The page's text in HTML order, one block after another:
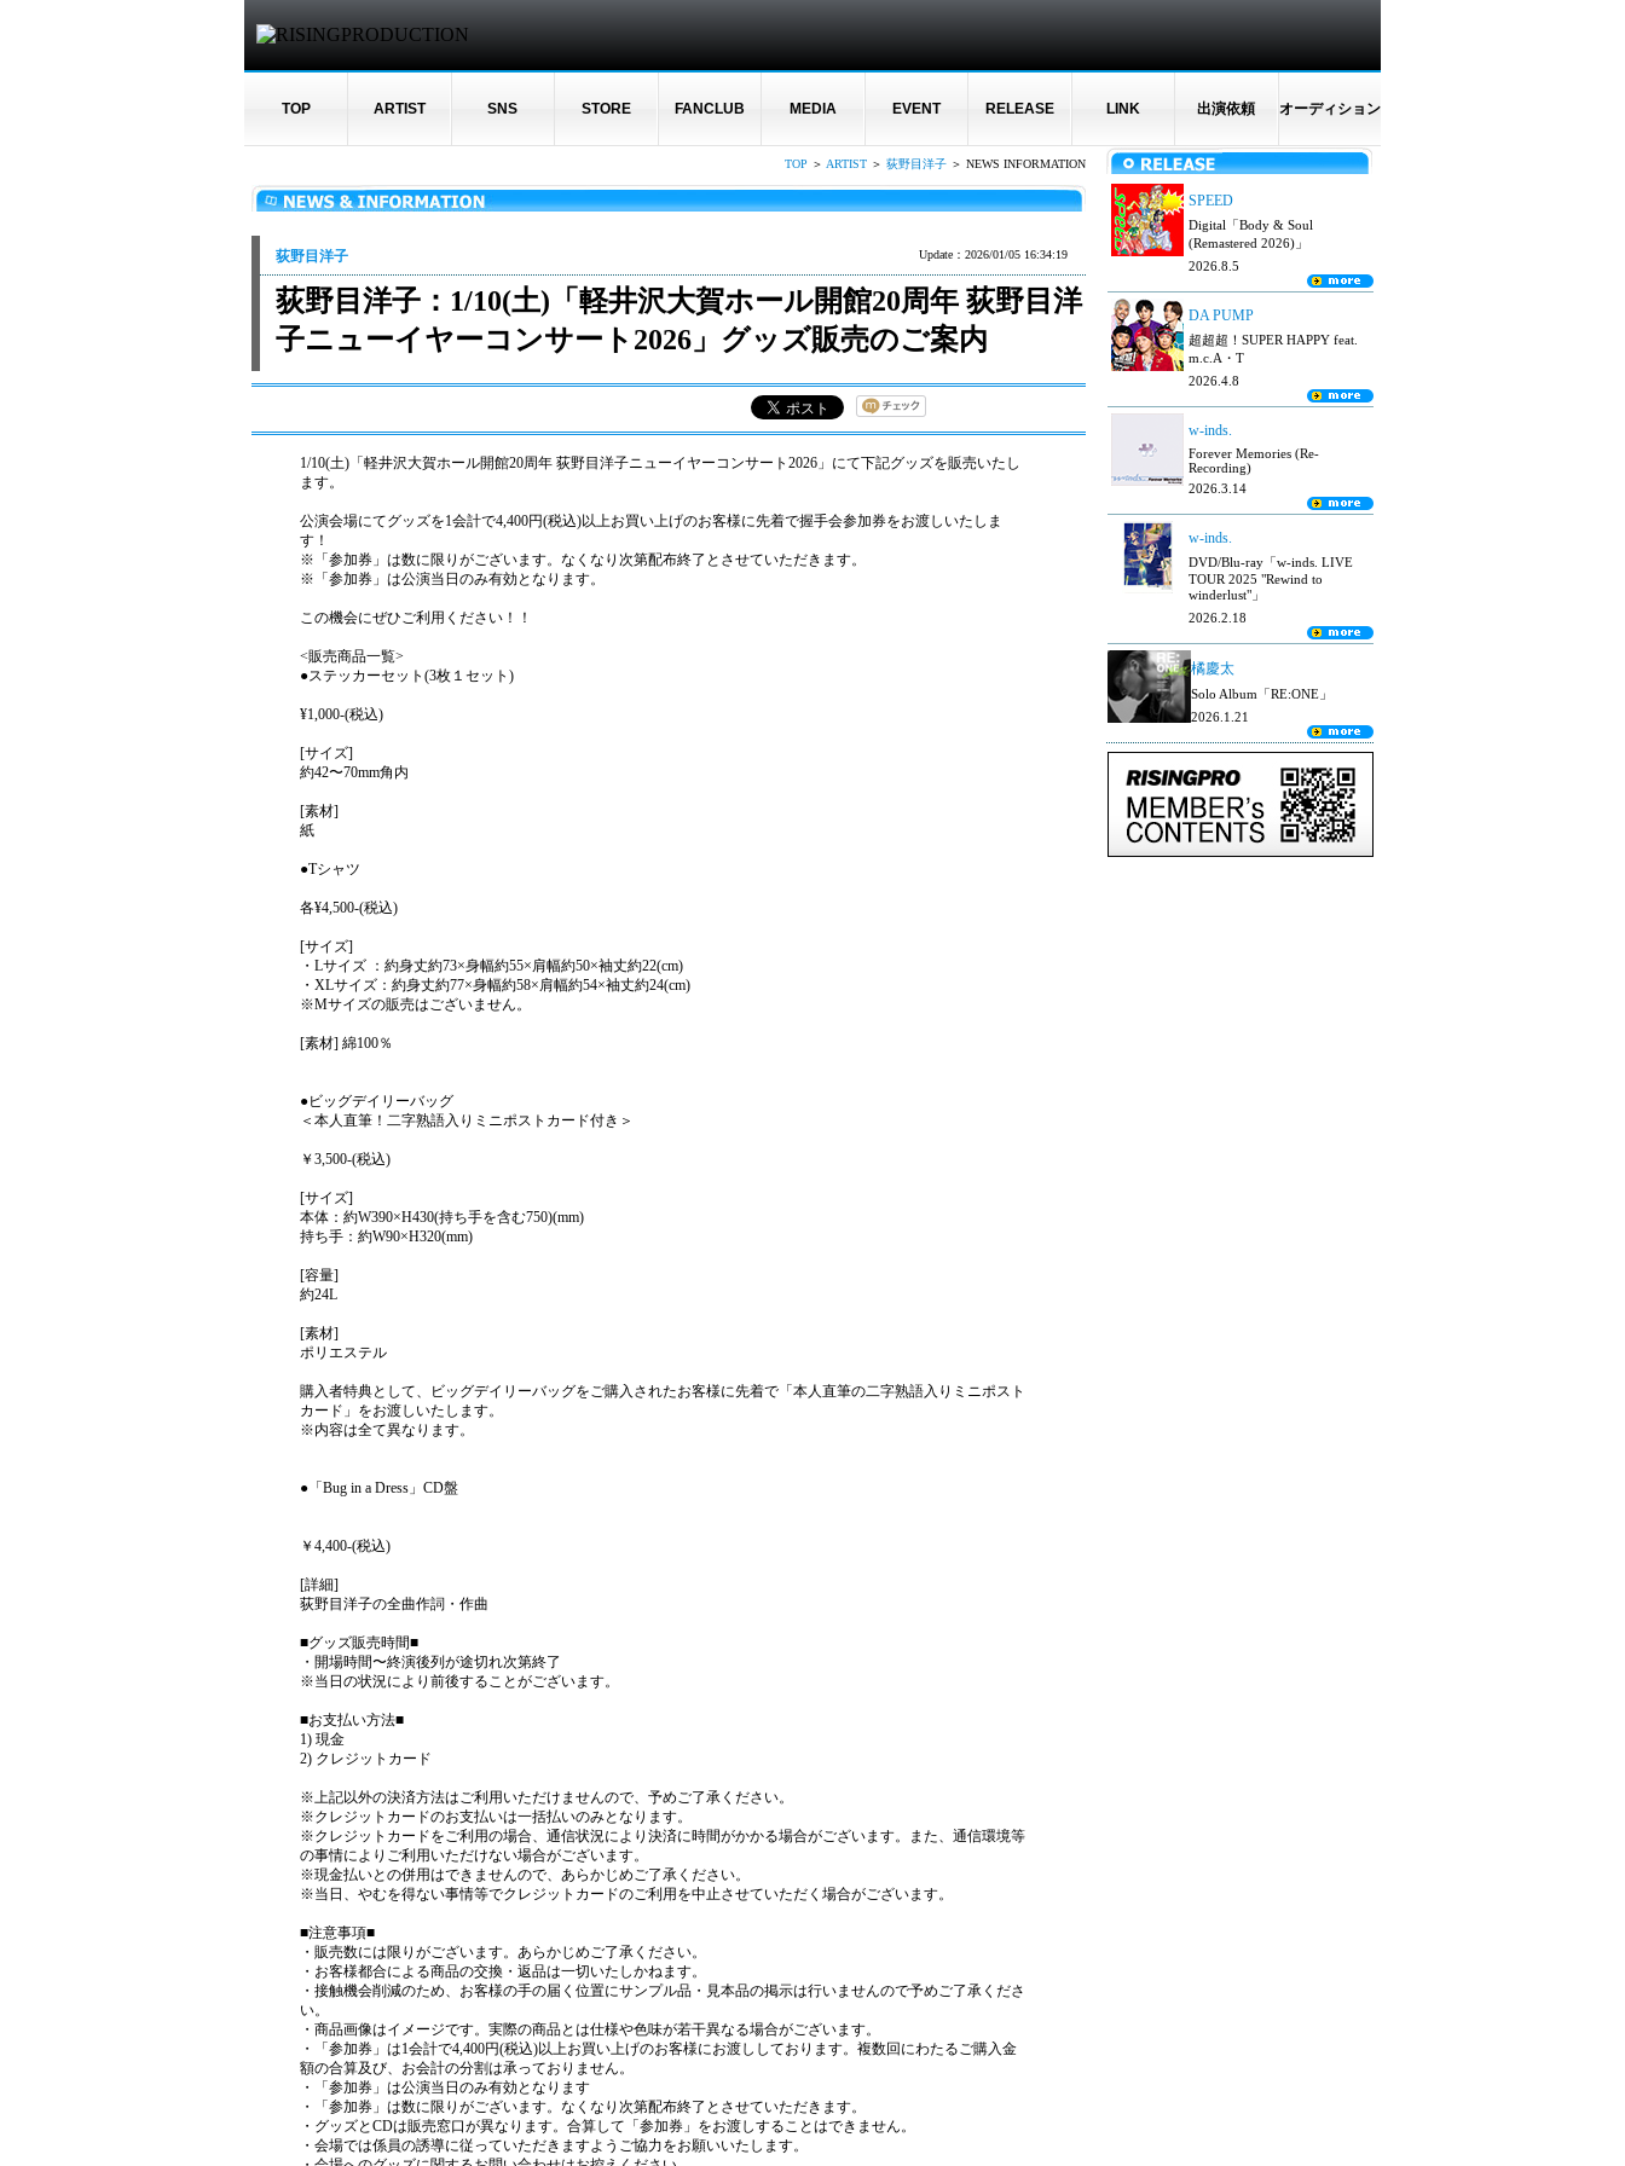
TOP ARTIST SNS STORE FANCLUB MEDIA EVENT RELEASE LINK 出演依頼 オーディション
TOP ＞ ARTIST ＞ 荻野目洋子 ＞ NEWS INFORMATION
荻野目洋子 Update：2026/01/05 16:34:19
荻野目洋子：1/10(土)「軽井沢⼤賀ホール開館20周年 荻野⽬洋
⼦ニューイヤーコンサート2026」グッズ販売のご案内
1/10(土)「軽井沢⼤賀ホール開館20周年 荻野⽬洋⼦ニューイヤーコンサート2026」にて下記グッズを販売いたし
ます。
公演会場にてグッズを1会計で4,400円(税込)以上お買い上げのお客様に先着で握手会参加券をお渡しいたしま
す！
※「参加券」は数に限りがございます。なくなり次第配布終了とさせていただきます。
※「参加券」は公演当日のみ有効となります。
この機会にぜひご利用ください！！
<販売商品一覧>
●ステッカーセット(3枚１セット)
¥1,000-(税込)
[サイズ]
約42〜70mm角内
[素材]
紙
●Tシャツ
各¥4,500-(税込)
[サイズ]
・Lサイズ ：約身丈約73×身幅約55×肩幅約50×袖丈約22(cm)
・XLサイズ：約身丈約77×身幅約58×肩幅約54×袖丈約24(cm)
※Mサイズの販売はございません。
[素材] 綿100％
●ビッグデイリーバッグ
＜本人直筆！二字熟語入りミニポストカード付き＞
￥3,500-(税込)
[サイズ]
本体：約W390×H430(持ち手を含む750)(mm)
持ち手：約W90×H320(mm)
[容量]
約24L
[素材]
ポリエステル
購入者特典として、ビッグデイリーバッグをご購入されたお客様に先着で「本人直筆の二字熟語入りミニポスト
カード」をお渡しいたします。
※内容は全て異なります。
●「Bug in a Dress」CD盤
￥4,400-(税込)
[詳細]
荻野目洋子の全曲作詞・作曲
■グッズ販売時間■
・開場時間〜終演後列が途切れ次第終了
※当日の状況により前後することがございます。
■お支払い方法■
1) 現金
2) クレジットカード
※上記以外の決済方法はご利用いただけませんので、予めご了承ください。
※クレジットカードのお支払いは一括払いのみとなります。
※クレジットカードをご利用の場合、通信状況により決済に時間がかかる場合がございます。また、通信環境等
の事情によりご利用いただけない場合がございます。
※現金払いとの併用はできませんので、あらかじめご了承ください。
※当日、やむを得ない事情等でクレジットカードのご利用を中止させていただく場合がございます。
■注意事項■
・販売数には限りがございます。あらかじめご了承ください。
・お客様都合による商品の交換・返品は一切いたしかねます。
・接触機会削減のため、お客様の手の届く位置にサンプル品・見本品の掲示は行いませんので予めご了承くださ
い。
・商品画像はイメージです。実際の商品とは仕様や色味が若干異なる場合がございます。
・「参加券」は1会計で4,400円(税込)以上お買い上げのお客様にお渡ししております。複数回にわたるご購入金
額の合算及び、お会計の分割は承っておりません。
・「参加券」は公演当日のみ有効となります
・「参加券」は数に限りがございます。なくなり次第配布終了とさせていただきます。
・グッズとCDは販売窓口が異なります。合算して「参加券」をお渡しすることはできません。
・会場では係員の誘導に従っていただきますようご協力をお願いいたします。
SPEED
Digital「Body & Soul
(Remastered 2026)」
2026.8.5
DA PUMP
超超超！SUPER HAPPY feat.
m.c.A・T
2026.4.8
w-inds.
Forever Memories (Re-
Recording)
2026.3.14
w-inds.
DVD/Blu-ray「w-inds. LIVE
TOUR 2025 "Rewind to
winderlust"」
2026.2.18
橘慶太
Solo Album「RE:ONE」
2026.1.21